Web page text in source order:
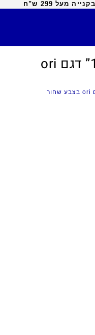
מעל 299 ש"ח
תיק למחשב נייד “17.3” דגם ori